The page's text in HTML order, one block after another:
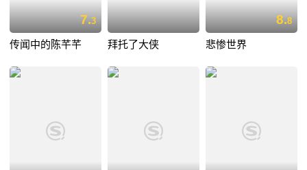
7.3
传闻中的陈芊芊 拜托了大侠
8.8
悲惨世界